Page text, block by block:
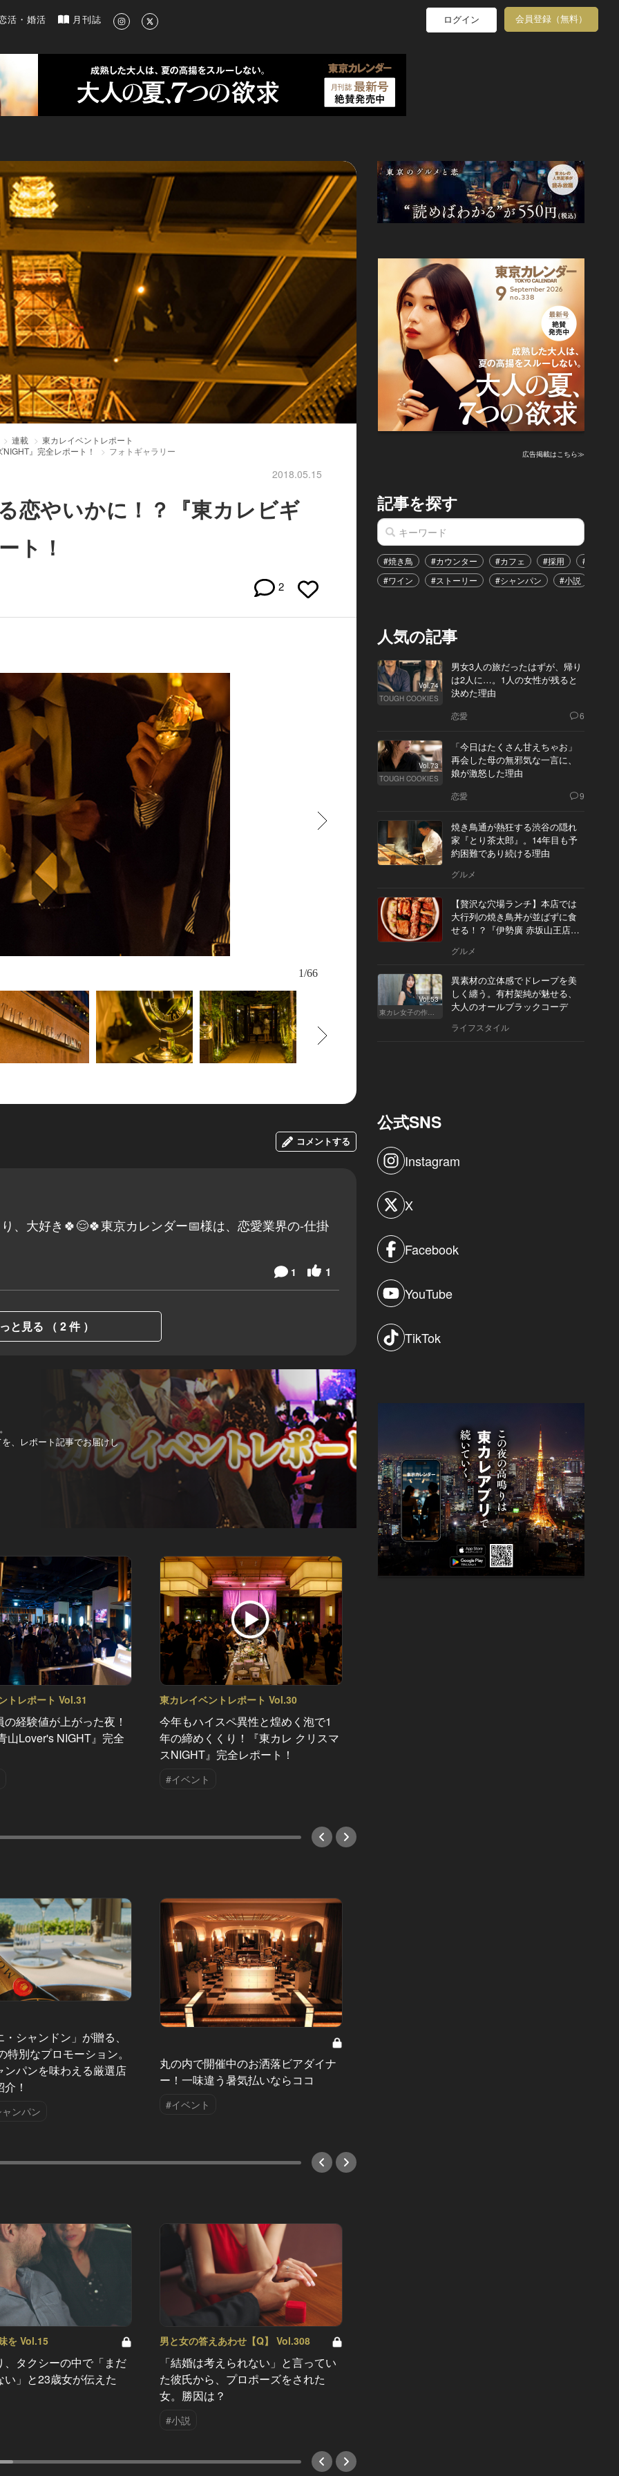
ルメ、洗練されたライフスタイル情報
活・婚活 月刊誌 ログイン 会員登録（無料）
連載
東カレイベントレポート
』完全レポート！
フォトギャラリー
2018.05.15
恋やいかに！？『東カレビギ
ト！
2
1/66
コメントする
、大好き🍀😌🍀東京カレンダー📅様は、恋愛業界の-仕掛
1
1
と見る （ 2 件 ）
、レポート記事でお届けし
トレポート Vol.31
経験値が上がった夜！
山Lover's NIGHT』完全
東カレイベントレポート Vol.30
今年もハイスペ異性と煌めく泡で1
年の締めくくり！『東カレ クリスマ
スNIGHT』完全レポート！
#イベント
シャンドン」が贈る、
特別なプロモーション。
ンパンを味わえる厳選店
！
ンパン
丸の内で開催中のお洒落ビアダイナ
ー！一味違う暑気払いならココ
#イベント
を Vol.15
、タクシーの中で「まだ
い」と23歳女が伝えた
男と女の答えあわせ【Q】 Vol.308
「結婚は考えられない」と言ってい
た彼氏から、プロポーズをされた
女。勝因は？
#小説
広告掲載はこちら≫
記事を探す
#焼き鳥 #カウンター #カフェ #採用
#恋愛
#ワイン
#ストーリー #シャンパン #小説
人気の記事
Vol.74
TOUGH COOKIES
男女3人の旅だったはずが、帰り
は2人に…。1人の女性が残ると
決めた理由
恋愛 6
Vol.73
TOUGH COOKIES
「今日はたくさん甘えちゃお」
再会した母の無邪気な一言に、
娘が激怒した理由
恋愛 9
焼き鳥通が熱狂する渋谷の隠れ
家『とり茶太郎』。14年目も予
約困難であり続ける理由
グルメ
【贅沢な穴場ランチ】本店では
大行列の焼き鳥丼が並ばずに食
せる！？『伊勢廣 赤坂山王店』
グルメ
Vol.53
東カレ女子の作り方
異素材の立体感でドレープを美
しく纏う。有村架純が魅せる、
大人のオールブラックコーデ
ライフスタイル
公式SNS
Instagram
X
Facebook
YouTube
TikTok